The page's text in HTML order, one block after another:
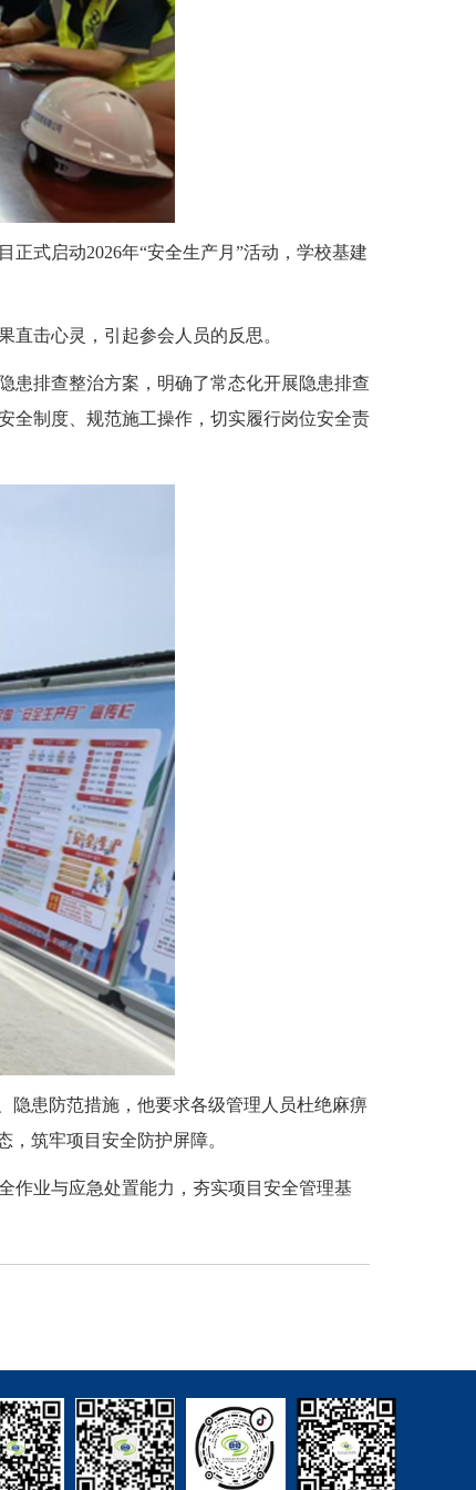
式启动2026年“安全生产月”活动，学校基建
击心灵，引起参会人员的反思。
患排查整治方案，明确了常态化开展隐患排查
全制度、规范施工操作，切实履行岗位安全责
隐患防范措施，他要求各级管理人员杜绝麻痹
筑牢项目安全防护屏障。
作业与应急处置能力，夯实项目安全管理基